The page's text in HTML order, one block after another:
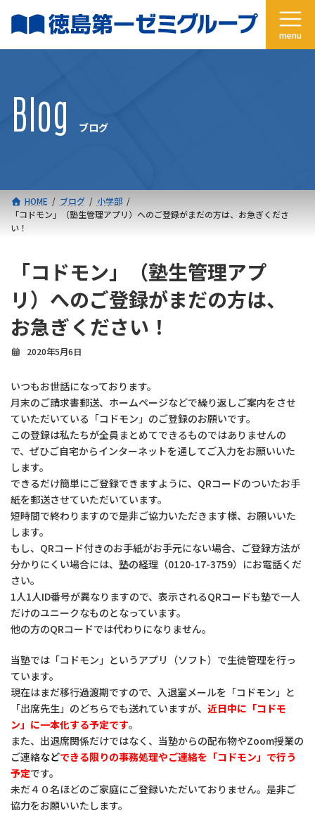
ン
ー
Blog ブログ
HOME ブログ
小学部
「コドモン」（塾生管理アプリ）へのご登録がまだの方は、お急ぎくださ
い！
「コドモン」（塾生管理アプ
リ）へのご登録がまだの方は、
お急ぎください！
2020年5月6日
いつもお世話になっております。
月末のご請求書郵送、ホームページなどで繰り返しご案内をさせ
ていただいている「コドモン」のご登録のお願いです。
この登録は私たちが全員まとめてできるものではありませんの
で、ぜひご自宅からインターネットを通してご入力をお願いいた
します。
できるだけ簡単にご登録できますように、QRコードのついたお手
紙を郵送させていただいています。
短時間で終わりますので是非ご協力いただきます様、お願いいた
します。
もし、QRコード付きのお手紙がお手元にない場合、ご登録方法が
分かりにくい場合には、塾の経理（0120-17-3759）にお電話くだ
さい。
1人1人ID番号が異なりますので、表示されるQRコードも塾で一人
だけのユニークなものとなっています。
他の方のQRコードでは代わりになりません。
当塾では「コドモン」というアプリ（ソフト）で生徒管理を行っ
ています。
現在はまだ移行過渡期ですので、入退室メールを「コドモン」と
「出席先生」のどちらでも送れていますが、 近日中に「コドモ
ン」に一本化する予定です。
また、出退席関係だけではなく、当塾からの配布物やZoom授業の
ご連絡などできる限りの事務処理やご連絡を「コドモン」で行う
予定です。
未だ４０名ほどのご家庭にご登録いただいておりません。是非ご
協力をお願いいたします。